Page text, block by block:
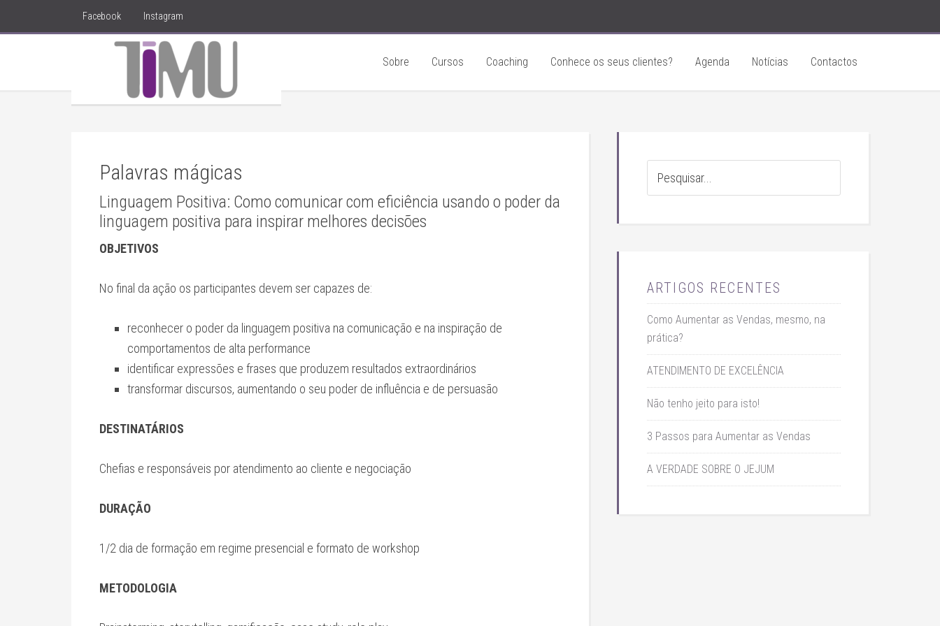
Facebook Instagram
Sobre Cursos Coaching Conhece os seus clientes? Agenda Notícias Contactos
Palavras mágicas
Linguagem Positiva: Como comunicar com eficiência usando o poder da
linguagem positiva para inspirar melhores decisões
OBJETIVOS
No final da ação os participantes devem ser capazes de:
reconhecer o poder da linguagem positiva na comunicação e na inspiração de
comportamentos de alta performance
identificar expressões e frases que produzem resultados extraordinários
transformar discursos, aumentando o seu poder de influência e de persuasão
DESTINATÁRIOS
Chefias e responsáveis por atendimento ao cliente e negociação
DURAÇÃO
1/2 dia de formação em regime presencial e formato de workshop
METODOLOGIA
ARTIGOS RECENTES
Como Aumentar as Vendas, mesmo, na
prática?
ATENDIMENTO DE EXCELÊNCIA
Não tenho jeito para isto!
3 Passos para Aumentar as Vendas
A VERDADE SOBRE O JEJUM